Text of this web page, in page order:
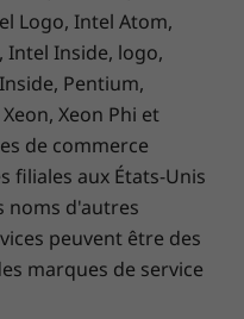
avec le rapport
de zone active
couleurs vibrantes
de couleurs
avec Dolby
regarder des films,
dessiner votre
aux partitions de
orientés
Atmos
®
le modèle et la
(1920 x 1200) IPS,
NTSC, verre multitactile
Logo, Intel Atom,
Intel Inside, logo,
Pentium,
Xeon Phi et
de commerce
filiales aux États-Unis
noms d'autres
peuvent être des
marques de service